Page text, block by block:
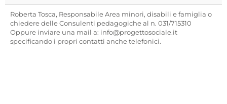
Roberta Tosca, Responsabile Area minori, disabili e famiglia o
chiedere delle Consulenti pedagogiche al n. 031/715310
Oppure inviare una mail a: info@progettosociale.it
specificando i propri contatti anche telefonici.